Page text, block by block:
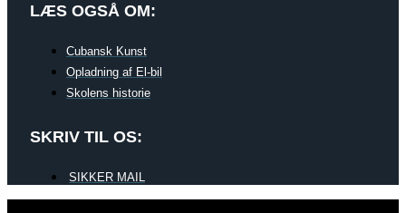
LÆS OGSÅ OM:
Cubansk Kunst
Opladning af El-bil
Skolens historie
SKRIV TIL OS:
SIKKER MAIL